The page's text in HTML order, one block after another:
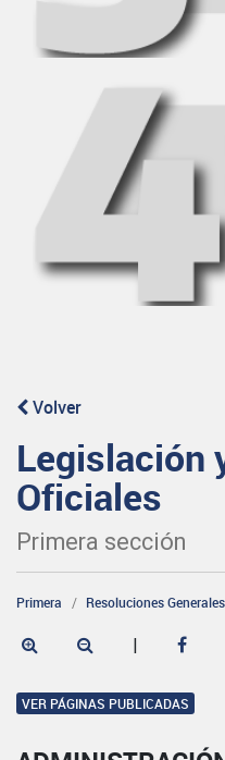
Volver
Legislación
Oficiales
Primera sección
Primera Resoluciones Generales
|
VER PÁGINAS PUBLICADAS